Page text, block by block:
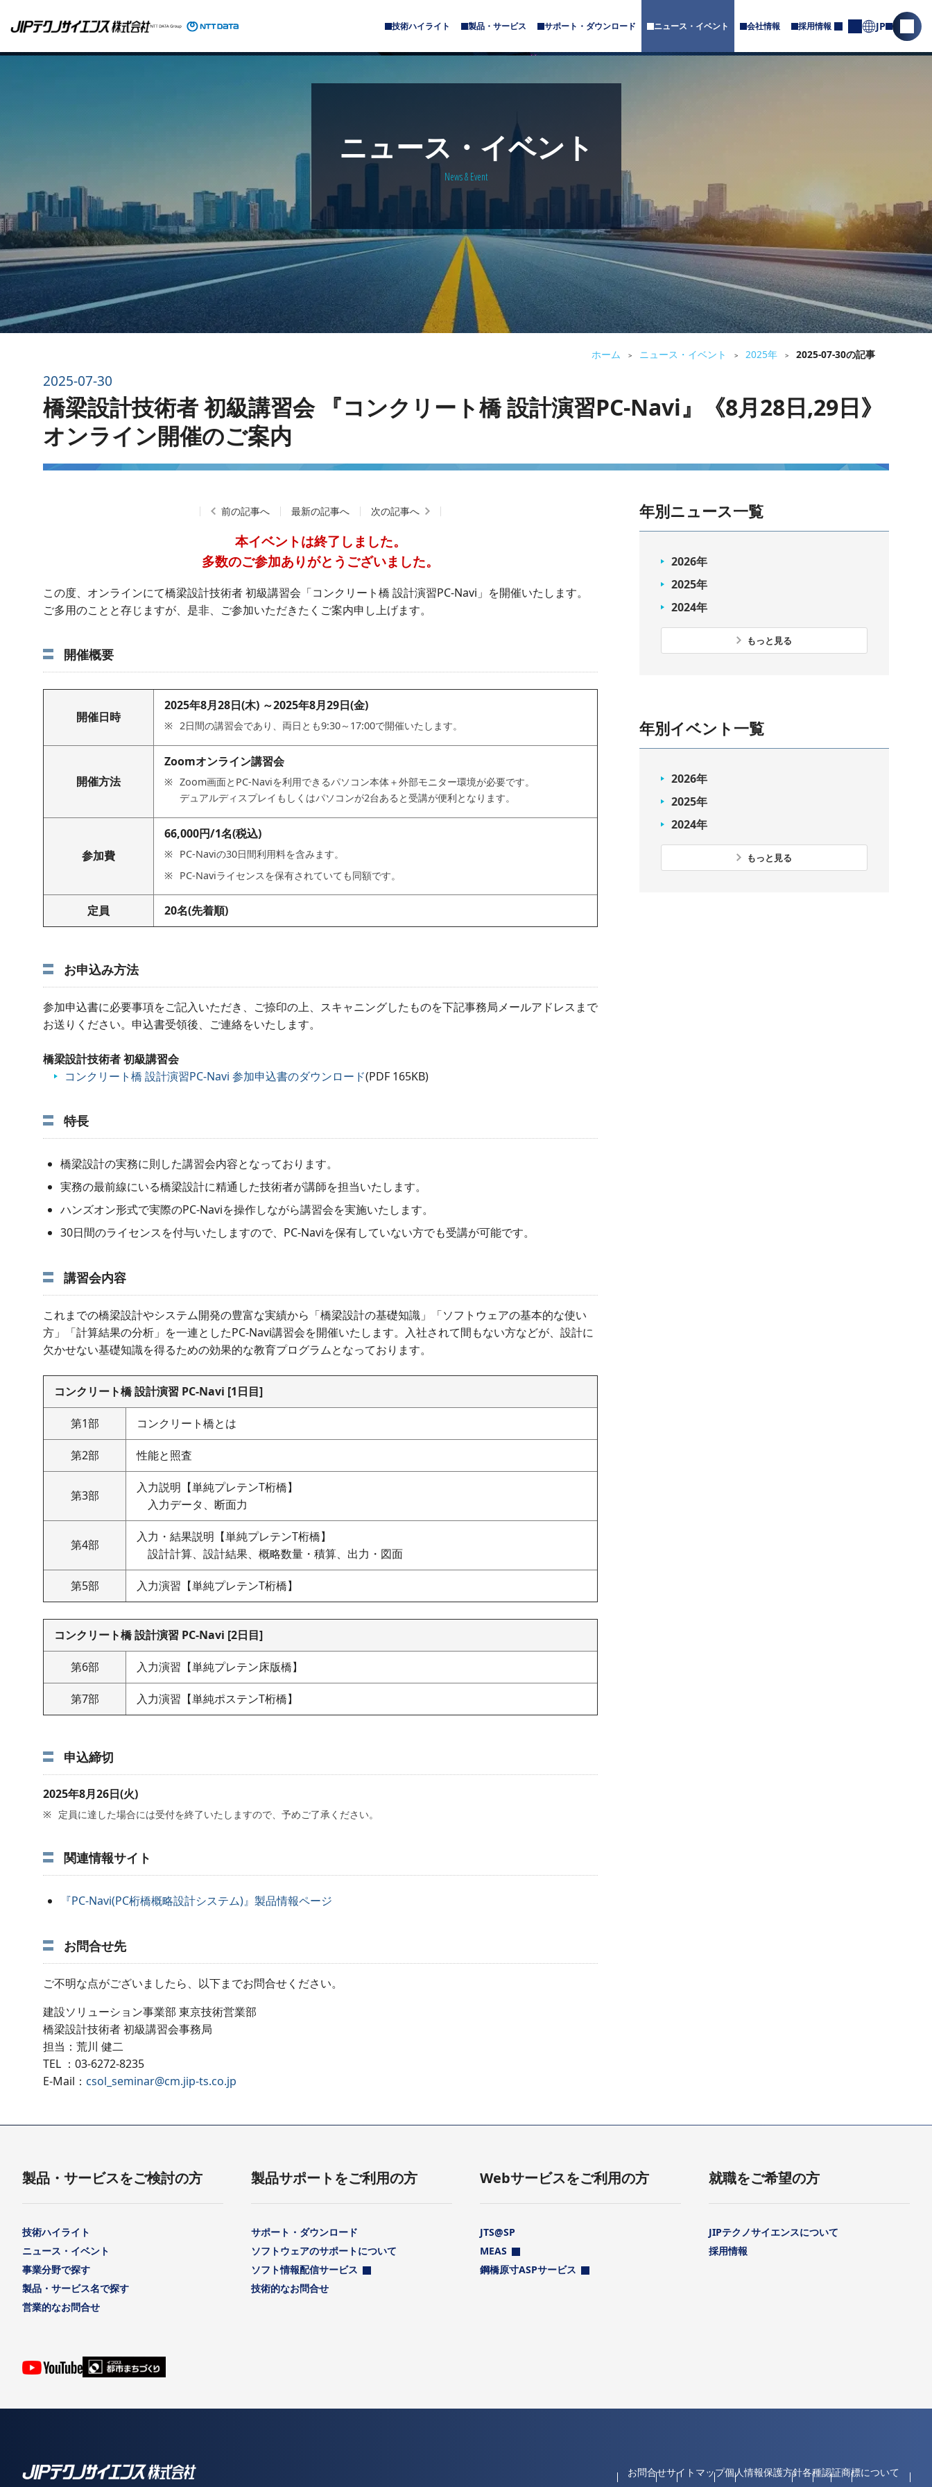
技術ハイライト 製品・サービス
サ
メ
ュ
り
ま
す
サポート・ダウンロード
サ
メ
ュ
ま
ニュース・イベント 会社情報
サ
メ
ュ
が
あ
り
ま
す
採用情報
サ
イ
内
を
く
JP
お
問
合
ニュース・イベント
News & Event
ホーム > ニュース・イベント > 2025年 > 2025-07-30の記事
2025-07-30
橋梁設計技術者 初級講習会 『コンクリート橋 設計演習PC-Navi』《8月28日,29日》
オンライン開催のご案内
前の記事へ 最新の記事へ 次の記事へ
本イベントは終了しました。
多数のご参加ありがとうございました。
この度、オンラインにて橋梁設計技術者 初級講習会「コンクリート橋 設計演習PC-Navi」を開催いたします。
ご多用のことと存じますが、是非、ご参加いただきたくご案内申し上げます。
開催概要
開催日時
2025年8月28日(木) ～2025年8月29日(金)
2日間の講習会であり、両日とも9:30～17:00で開催いたします。
開催方法
Zoomオンライン講習会
Zoom画面とPC-Naviを利用できるパソコン本体＋外部モニター環境が必要です。
デュアルディスプレイもしくはパソコンが2台あると受講が便利となります。
参加費
66,000円/1名(税込)
PC-Naviの30日間利用料を含みます。
PC-Naviライセンスを保有されていても同額です。
定員 20名(先着順)
お申込み方法
参加申込書に必要事項をご記入いただき、ご捺印の上、スキャニングしたものを下記事務局メールアドレスまで
お送りください。申込書受領後、ご連絡をいたします。
橋梁設計技術者 初級講習会
コンクリート橋 設計演習PC-Navi 参加申込書のダウンロード(PDF 165KB)
特長
橋梁設計の実務に則した講習会内容となっております。
実務の最前線にいる橋梁設計に精通した技術者が講師を担当いたします。
ハンズオン形式で実際のPC-Naviを操作しながら講習会を実施いたします。
30日間のライセンスを付与いたしますので、PC-Naviを保有していない方でも受講が可能です。
講習会内容
これまでの橋梁設計やシステム開発の豊富な実績から「橋梁設計の基礎知識」「ソフトウェアの基本的な使い
方」「計算結果の分析」を一連としたPC-Navi講習会を開催いたします。入社されて間もない方などが、設計に
欠かせない基礎知識を得るための効果的な教育プログラムとなっております。
コンクリート橋 設計演習 PC-Navi [1日目]
第1部 コンクリート橋とは
第2部 性能と照査
第3部
入力説明【単純プレテンT桁橋】
入力データ、断面力
第4部
入力・結果説明【単純プレテンT桁橋】
設計計算、設計結果、概略数量・積算、出力・図面
第5部 入力演習【単純プレテンT桁橋】
コンクリート橋 設計演習 PC-Navi [2日目]
第6部 入力演習【単純プレテン床版橋】
第7部 入力演習【単純ポステンT桁橋】
申込締切
2025年8月26日(火)
定員に達した場合には受付を終了いたしますので、予めご了承ください。
関連情報サイト
『PC-Navi(PC桁橋概略設計システム)』製品情報ページ
お問合せ先
ご不明な点がございましたら、以下までお問合せください。
建設ソリューション事業部 東京技術営業部
橋梁設計技術者 初級講習会事務局
担当：荒川 健二
TEL ：03-6272-8235
E-Mail： csol_seminar@cm.jip-ts.co.jp
年別ニュース一覧
2026年
2025年
2024年
もっと見る
年別イベント一覧
2026年
2025年
2024年
もっと見る
製品・サービスをご検討の方
技術ハイライト
ニュース・イベント
事業分野で探す
製品・サービス名で探す
営業的なお問合せ
製品サポートをご利用の方
サポート・ダウンロード
ソフトウェアのサポートについて
ソフト情報配信サービス
技術的なお問合せ
Webサービスをご利用の方
JTS@SP
MEAS
鋼橋原寸ASPサービス
就職をご希望の方
JIPテクノサイエンスについて
採用情報
お問合せサイトマップ個人情報保護方針各種認証商標について